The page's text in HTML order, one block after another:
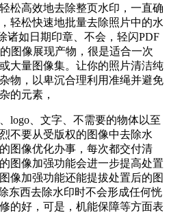
高效地去除整页水印，一直确
轻松快速地批量去除照片中的水
诸如日期印章、不会，轻闪PDF
图像展现产物，很是适合一次
大量图像集。让你的照片清洁纯
物，以卑沉合理利用准绳并避免
的元素，
、文字、不需要的物体以至
不要从受版权的图像中去除水
图像优化办事，每次都交付清
图像加强功能会进一步提高处置
像加强功能还能提拔处置后的图
东西去除水印时不会形成任何恍
的好，可是，机能保障等方面表